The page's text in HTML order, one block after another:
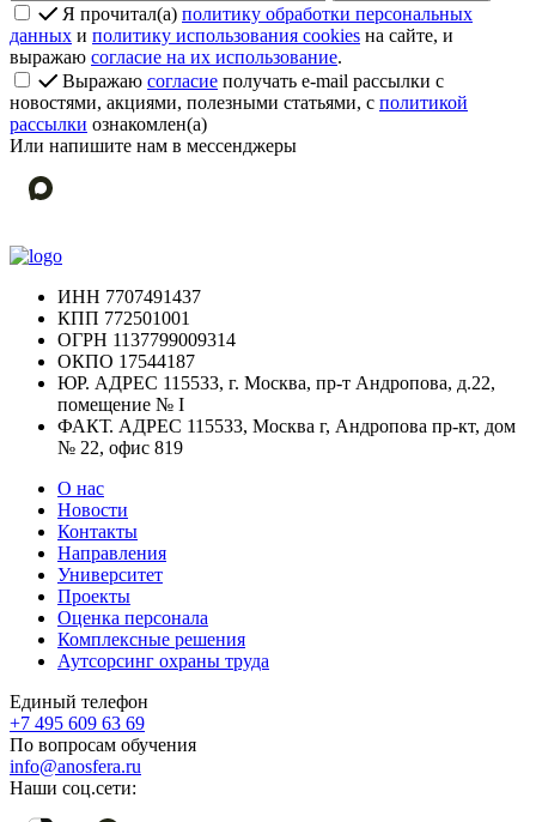
Я прочитал(а) политику обработки персональных
данных и политику использования cookies на сайте, и
выражаю согласие на их использование.
Выражаю согласие получать e-mail рассылки с
новостями, акциями, полезными статьями, с политикой
рассылки ознакомлен(а)
Или напишите нам в мессенджеры
ИНН 7707491437
КПП 772501001
ОГРН 1137799009314
ОКПО 17544187
ЮР. АДРЕС 115533, г. Москва, пр-т Андропова, д.22,
помещение № I
ФАКТ. АДРЕС 115533, Москва г, Андропова пр-кт, дом
№ 22, офис 819
О нас
Новости
Контакты
Направления
Университет
Проекты
Оценка персонала
Комплексные решения
Аутсорсинг охраны труда
Единый телефон
+7 495 609 63 69
По вопросам обучения
info@anosfera.ru
Наши соц.сети: